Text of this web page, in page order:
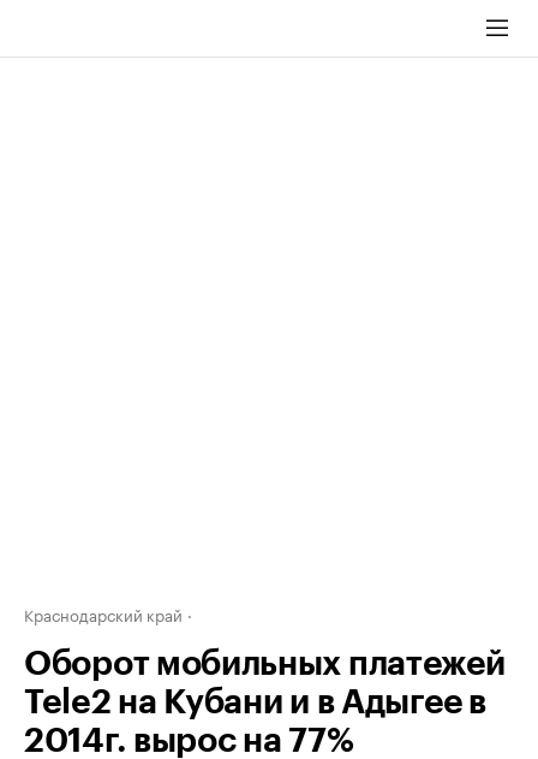
Краснодарский край
Оборот мобильных платежей
Tele2 на Кубани и в Адыгее в
2014г. вырос на 77%